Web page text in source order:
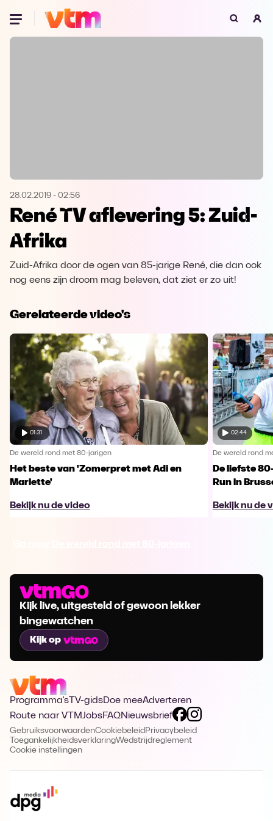
Oeps, browser niet ondersteund
Microsoft Edge Download
Opera
28.02.2019 - 02:56
René TV aflevering 5: Zuid-
Afrika
Zuid-Afrika door de ogen van 85-jarige René, die dan ook
nog eens zijn droom mag beleven, dat ziet er zo uit!
Gerelateerde video's
01:31
De wereld rond met 80-jarigen
Het beste van 'Zomerpret met Adi en
Mariette'
Bekijk nu de video
02:44
De wereld rond
De liefste
Run in
Bekijk nu de
Kijk live, uitgesteld of gewoon lekker
bingewatchen
Kijk op
Programma's TV-gidsDoe meeAdverteren
Route naar VTMJobsFAQNieuwsbrief
GebruiksvoorwaardenCookiebeleid Privacybeleid
ToegankelijkheidsverklaringWedstrijdreglement
Cookie instellingen